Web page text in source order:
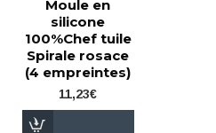
Moule en
silicone
100%Chef tuile
Spirale rosace
(4 empreintes)
11,23€